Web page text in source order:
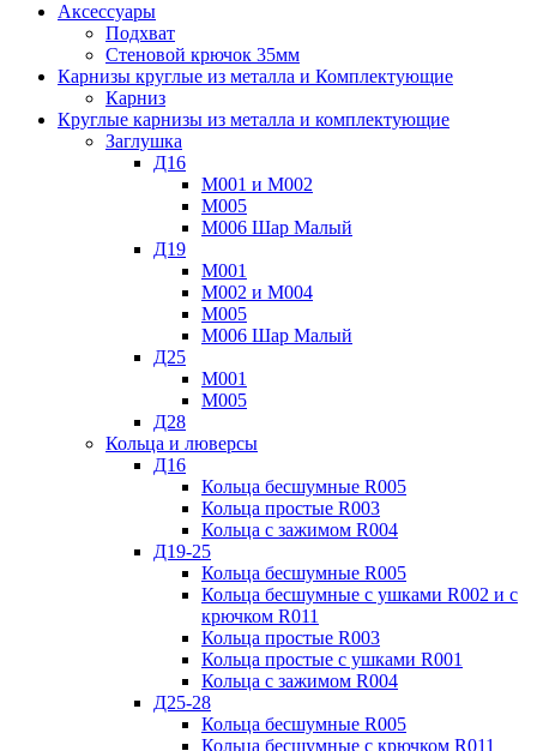
Аксессуары
Подхват
Стеновой крючок 35мм
Карнизы круглые из металла и Комплектующие
Карниз
Круглые карнизы из металла и комплектующие
Заглушка
Д16
М001 и М002
М005
М006 Шар Малый
Д19
М001
М002 и М004
М005
М006 Шар Малый
Д25
М001
М005
Д28
Кольца и люверсы
Д16
Кольца бесшумные R005
Кольца простые R003
Кольца с зажимом R004
Д19-25
Кольца бесшумные R005
Кольца бесшумные с ушками R002 и с
крючком R011
Кольца простые R003
Кольца простые с ушками R001
Кольца с зажимом R004
Д25-28
Кольца бесшумные R005
Кольца бесшумные с крючком R011